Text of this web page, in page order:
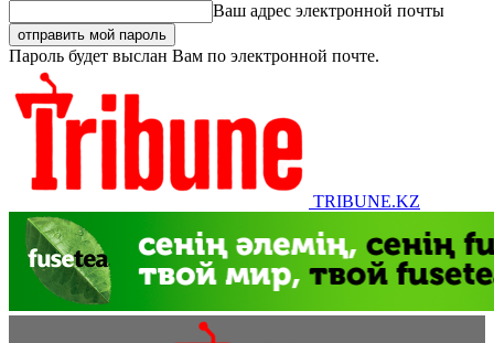
Ваш адрес электронной почты
Пароль будет выслан Вам по электронной почте.
TRIBUNE.KZ